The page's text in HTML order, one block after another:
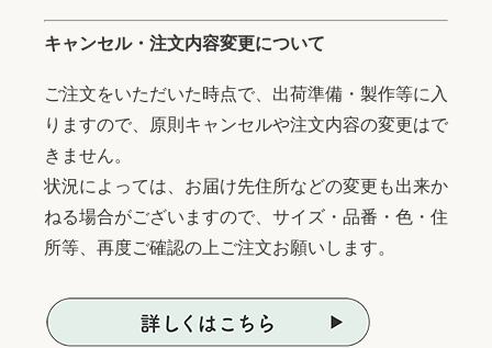
キャンセル・注文内容変更について
ご注文をいただいた時点で、出荷準備・製作等に入
りますので、原則キャンセルや注文内容の変更はで
きません。
状況によっては、お届け先住所などの変更も出来か
ねる場合がございますので、サイズ・品番・色・住
所等、再度ご確認の上ご注文お願いします。